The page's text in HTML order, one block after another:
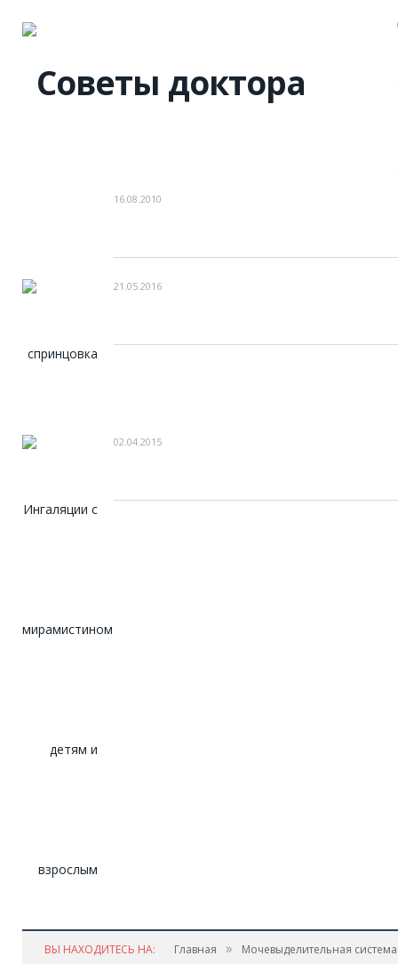
16.08.2010
21.05.2016
02.04.2015
ВЫ НАХОДИТЕСЬ НА: Главная » Мочевыделительная система